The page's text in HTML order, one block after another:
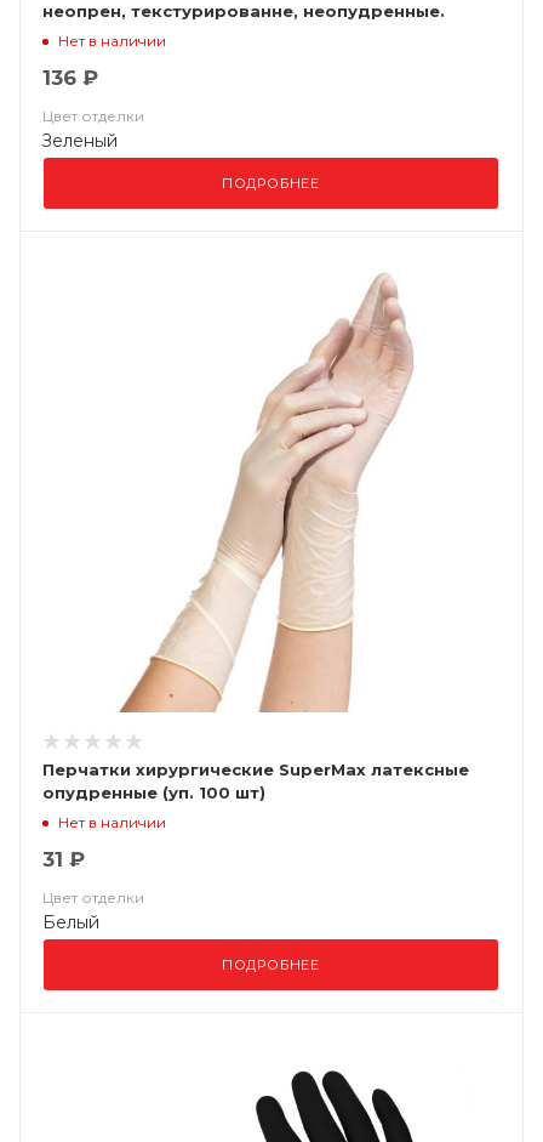
неопрен, текстурированне, неопудренные.
стерильные
Нет в наличии
136 ₽
Цвет отделки
Зеленый
ПОДРОБНЕЕ
Перчатки хирургические SuperMax латексные
опудренные (уп. 100 шт)
Нет в наличии
31 ₽
Цвет отделки
Белый
ПОДРОБНЕЕ